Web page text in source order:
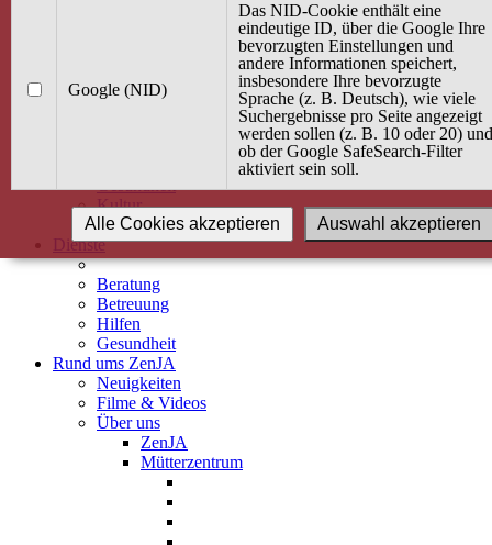
Angebot / Kurs suchen
Babybauch & Elternschaft
Gesundheit
Kultur
Alle Kurse
Dienste
Beratung
Betreuung
Hilfen
Gesundheit
Rund ums ZenJA
Neuigkeiten
Filme & Videos
Über uns
ZenJA
Mütterzentrum
Google (NID)
Das NID-Cookie enthält eine
eindeutige ID, über die Google Ihre
bevorzugten Einstellungen und
andere Informationen speichert,
insbesondere Ihre bevorzugte
Sprache (z. B. Deutsch), wie viele
Suchergebnisse pro Seite angezeigt
werden sollen (z. B. 10 oder 20) und
ob der Google SafeSearch-Filter
aktiviert sein soll.
Auswahl akzeptieren
Alle Cookies akzeptieren